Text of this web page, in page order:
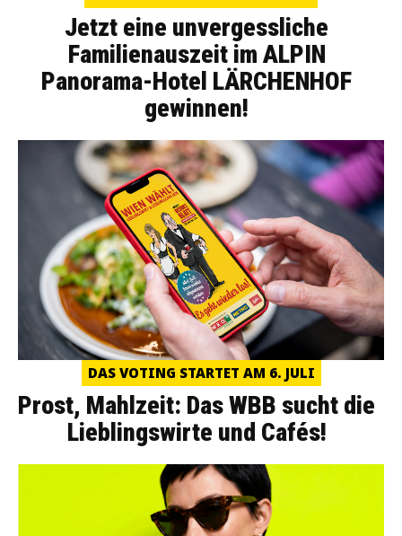
Jetzt eine unvergessliche
Familienauszeit im ALPIN
Panorama-Hotel LÄRCHENHOF
gewinnen!
DAS VOTING STARTET AM 6. JULI
Prost, Mahlzeit: Das WBB sucht die
Lieblingswirte und Cafés!